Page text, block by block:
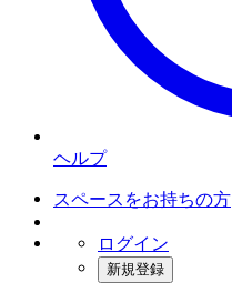
ヘルプ
スペースをお持ちの方
ログイン
新規登録